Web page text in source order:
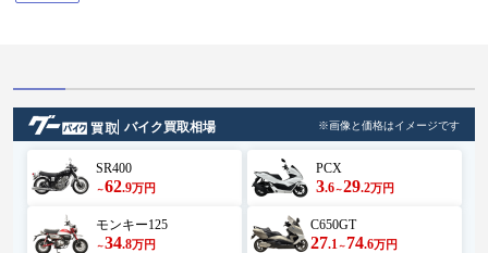
バイク買取相場 ※画像と価格はイメージです
SR400
～62.9万円
PCX
3.6～29.2万円
モンキー125
～34.8万円
C650GT
27.1 ～ 74.6万円